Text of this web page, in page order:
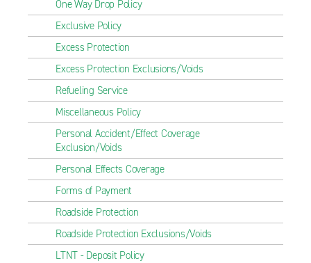
One Way Drop Policy
Exclusive Policy
Excess Protection
Excess Protection Exclusions/Voids
Refueling Service
Miscellaneous Policy
Personal Accident/Effect Coverage
Exclusion/Voids
Personal Effects Coverage
Forms of Payment
Roadside Protection
Roadside Protection Exclusions/Voids
LTNT - Deposit Policy